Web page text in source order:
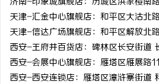
济南-印象城旗舰店：历城区洪家楼南
天津-汇金中心旗舰店：和平区大沽北
天津-信达广场旗舰店：和平区解放北
西安-王府井百货店：碑林区长安街道
西安-会展中心旗舰店：雁塔区雁展路
西安-西安连锁店：雁塔区漳浒寨街道